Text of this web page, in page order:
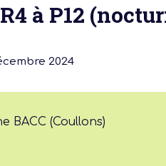
à P12
2024
BACC (Coullons)